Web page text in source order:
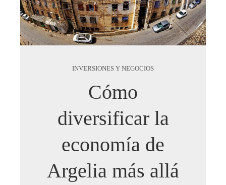
INVERSIONES Y NEGOCIOS
Cómo
diversificar la
economía de
Argelia más allá